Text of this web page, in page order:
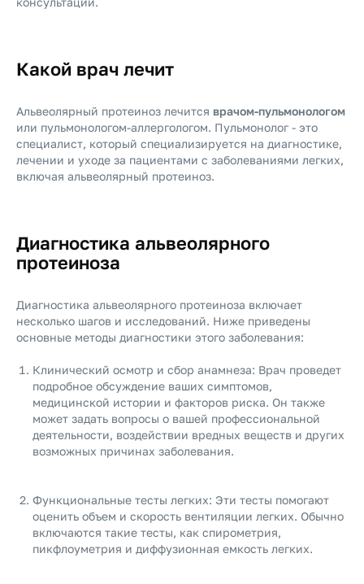
Какой врач лечит
Альвеолярный протеиноз лечится врачом-пульмонологом
или пульмонологом-аллергологом. Пульмонолог - это
специалист, который специализируется на диагностике,
лечении и уходе за пациентами с заболеваниями легких,
включая альвеолярный протеиноз.
Диагностика альвеолярного
протеиноза
Диагностика альвеолярного протеиноза включает
несколько шагов и исследований. Ниже приведены
основные методы диагностики этого заболевания:
Клинический осмотр и сбор анамнеза: Врач проведет
подробное обсуждение ваших симптомов,
медицинской истории и факторов риска. Он также
может задать вопросы о вашей профессиональной
деятельности, воздействии вредных веществ и других
возможных причинах заболевания.
Функциональные тесты легких: Эти тесты помогают
оценить объем и скорость вентиляции легких. Обычно
включаются такие тесты, как спирометрия,
пикфлоуметрия и диффузионная емкость легких.